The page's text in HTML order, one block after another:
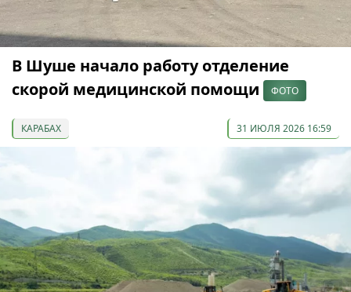
В Шуше начало работу отделение
скорой медицинской помощи
ФОТО
КАРАБАХ 31 ИЮЛЯ 2026 16:59